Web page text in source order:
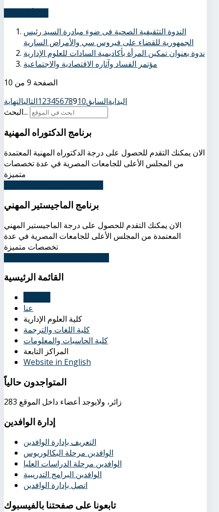
الندوة التثقيفية الصحية فى ضوء مبادرة السيد رئيس
الجمهورية للقضاء على فيروس سي والأمراض السارية
ندوة بعنوان تمكين المرأة بأكاديمية السادات للعلوم الإدارية
مؤتمر الفساد وآثاره الاقتصادية والاجتماعية
الصفحة 9 من 10
البدايةالسابق 12345678910 التاليالنهاية
البحث...
برنامج الدكتوراه المهنية
الان يمكنك التقدم للحصول على درجة الدكتوراه المهنية المعتمدة
من المجلس الأعلى للجامعات المصرية في عدة تخصصات
متميزة
برنامج الماجيستير المهني
الان يمكنك التقدم للحصول على درجة الماجيستير المهني
المعتمدة من المجلس الأعلى للجامعات المصرية في عدة
تخصصات متميزة
القائمة الرئيسية
عنا
كلية العلوم الإدارية
كلية اللغات والترجمة
كلية الحاسبات والمعلومات
المراكز التابعة
Website in English
المتواجدون حالياً
283 زائر، ولايوجد أعضاء داخل الموقع
إدارة الوافدين
التعريف بإدارة الوافدين
الوافدين مرحلة البكالوريوس
الوافدين مرحلة الدراسات العليا
الوافدين البرامج التدريبية
اتصل بإدارة الوافدين
تابعونا على صفحتنا بالفيسبوك